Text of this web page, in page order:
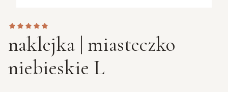
naklejka | miasteczko
niebieskie L